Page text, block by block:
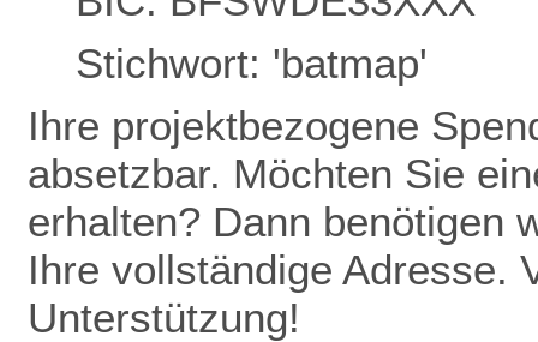
Stichwort: 'batmap'
Ihre projektbezogene
absetzbar. Möchten Sie
erhalten? Dann benötigen
Ihre vollständige Adresse.
Unterstützung!